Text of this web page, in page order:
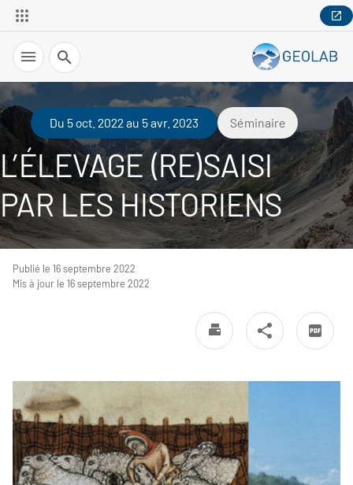
Recherche
Du 5 oct. 2022 au 5 avr. 2023 Séminaire
L’ÉLEVAGE (RE)SAISI
PAR LES HISTORIENS
Publié le 16 septembre 2022
Mis à jour le 16 septembre 2022